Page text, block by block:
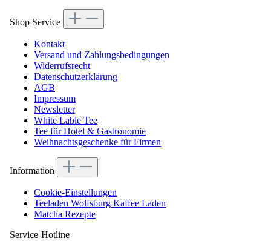
Shop Service
Kontakt
Versand und Zahlungsbedingungen
Widerrufsrecht
Datenschutzerklärung
AGB
Impressum
Newsletter
White Lable Tee
Tee für Hotel & Gastronomie
Weihnachtsgeschenke für Firmen
Information
Cookie-Einstellungen
Teeladen Wolfsburg Kaffee Laden
Matcha Rezepte
Service-Hotline